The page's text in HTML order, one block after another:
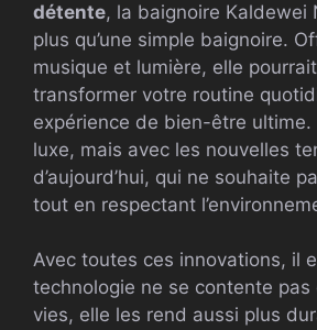
détente, la baignoire Kaldewei
plus qu’une simple baignoire.
musique et lumière, elle
transformer votre routine
expérience de bien-être ultime.
luxe, mais avec les nouvelles
d’aujourd’hui, qui ne souhaite
tout en respectant
Avec toutes ces innovations, il
technologie ne se contente pas
vies, elle les rend aussi plus